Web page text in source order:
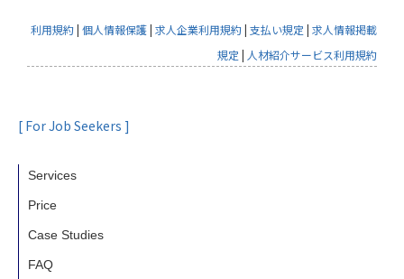
利用規約| 個人情報保護| 求人企業利用規約| 支払い規定 | 求人情報掲載
規定 | 人材紹介サービス利用規約
[ For Job Seekers ]
Services
Price
Case Studies
FAQ